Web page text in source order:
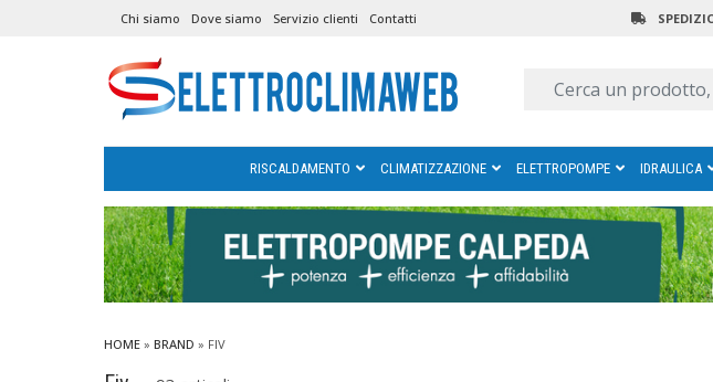
Chi siamo Dove siamo Servizio clienti Contatti
RISCALDAMENTO CLIMATIZZAZIONE ELETTROPOMPE IDRAULICA
HOME» BRAND » FIV